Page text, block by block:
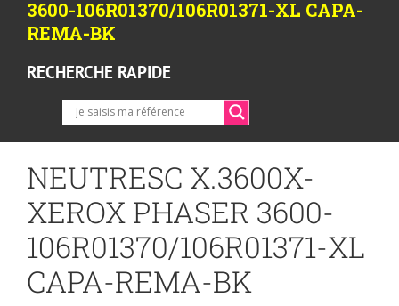
3600-106R01370/106R01371-XL CAPA-
REMA-BK
RECHERCHE RAPIDE
NEUTRESC X.3600X-
XEROX PHASER 3600-
106R01370/106R01371-XL
CAPA-REMA-BK